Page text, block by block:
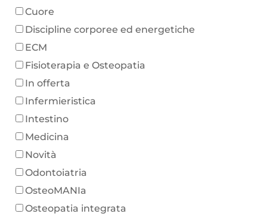
Cuore
Discipline corporee ed energetiche
ECM
Fisioterapia e Osteopatia
In offerta
Infermieristica
Intestino
Medicina
Novità
Odontoiatria
OsteoMANIa
Osteopatia integrata